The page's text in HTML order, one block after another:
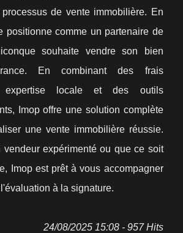
de vente immobilière. En
positionne comme un partenaire de
souhaite vendre son bien
En combinant des frais
expertise locale et des outils
Imop offre une solution complète
une vente immobilière réussie.
expérimenté ou que ce soit
Imop est prêt à vous accompagner
à la signature.
24/08/2025 15:08 - 957 Hits